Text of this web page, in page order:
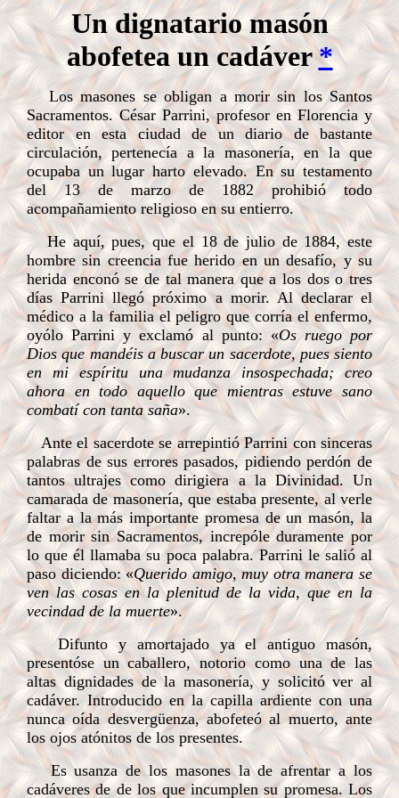
Un dignatario masón
abofetea un cadáver*
Los masones se obligan a morir sin los Santos
Sacramentos. César Parrini, profesor en Florencia y
editor en esta ciudad de un diario de bastante
circulación, pertenecía a la masonería, en la que
ocupaba un lugar harto elevado. En su testamento
del 13 de marzo de 1882 prohibió todo
acompañamiento religioso en su entierro.
He aquí, pues, que el 18 de julio de 1884, este
hombre sin creencia fue herido en un desafío, y su
herida enconó se de tal manera que a los dos o tres
días Parrini llegó próximo a morir. Al declarar el
médico a la familia el peligro que corría el enfermo,
oyólo Parrini y exclamó al punto: «Os ruego por
Dios que mandéis a buscar un sacerdote, pues siento
en mi espíritu una mudanza insospechada; creo
ahora en todo aquello que mientras estuve sano
combatí con tanta saña».
Ante el sacerdote se arrepintió Parrini con sinceras
palabras de sus errores pasados, pidiendo perdón de
tantos ultrajes como dirigiera a la Divinidad. Un
camarada de masonería, que estaba presente, al verle
faltar a la más importante promesa de un masón, la
de morir sin Sacramentos, increpóle duramente por
lo que él llamaba su poca palabra. Parrini le salió al
paso diciendo: «Querido amigo, muy otra manera se
ven las cosas en la plenitud de la vida, que en la
vecindad de la muerte».
Difunto y amortajado ya el antiguo masón,
presentóse un caballero, notorio como una de las
altas dignidades de la masonería, y solicitó ver al
cadáver. Introducido en la capilla ardiente con una
nunca oída desvergüenza, abofeteó al muerto, ante
los ojos atónitos de los presentes.
Es usanza de los masones la de afrentar a los
cadáveres de de los que incumplen su promesa. Los